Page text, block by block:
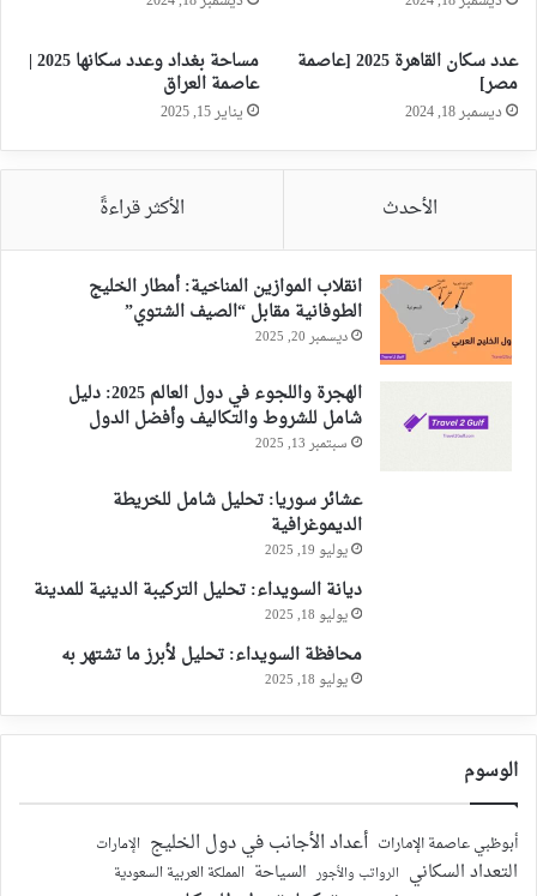
عدد سكان القاهرة 2025 [عاصمة
مصر]
ديسمبر 18, 2024
مساحة بغداد وعدد سكانها 2025 |
عاصمة العراق
يناير 15, 2025
الأحدث الأكثر قراءةً
انقلاب الموازين المناخية: أمطار الخليج
الطوفانية مقابل “الصيف الشتوي”
ديسمبر 20, 2025
الهجرة واللجوء في دول العالم 2025: دليل
شامل للشروط والتكاليف وأفضل الدول
سبتمبر 13, 2025
عشائر سوريا: تحليل شامل للخريطة
الديموغرافية
يوليو 19, 2025
ديانة السويداء: تحليل التركيبة الدينية للمدينة
يوليو 18, 2025
محافظة السويداء: تحليل لأبرز ما تشتهر به
يوليو 18, 2025
الوسوم
أبوظبي عاصمة الإمارات أعداد الأجانب في دول الخليج الإمارات
التعداد السكاني الرواتب والأجور السياحة المملكة العربية السعودية